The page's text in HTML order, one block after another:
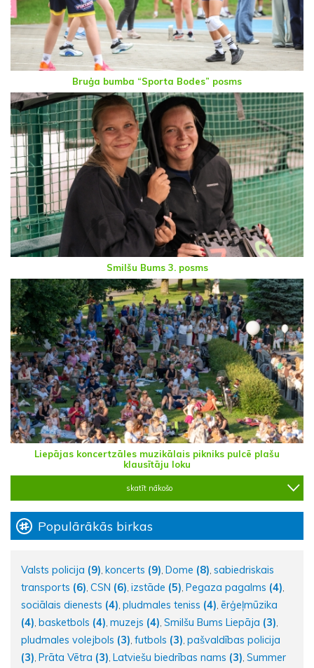
Bruģa bumba “Sporta Bodes” posms
Smilšu Bums 3. posms
Liepājas koncertzāles muzikālais pikniks pulcē plašu
klausītāju loku
skatīt nākošo
Populārākās birkas
Valsts policija (9), koncerts (9), Dome (8), sabiedriskais
transports (6), CSN (6), izstāde (5), Pegaza pagalms (4),
sociālais dienests (4), pludmales teniss (4), ērģeļmūzika
(4), basketbols (4), muzejs (4), Smilšu Bums Liepāja (3),
pludmales volejbols (3), futbols (3), pašvaldības policija
(3), Prāta Vētra (3), Latviešu biedrības nams (3), Summer